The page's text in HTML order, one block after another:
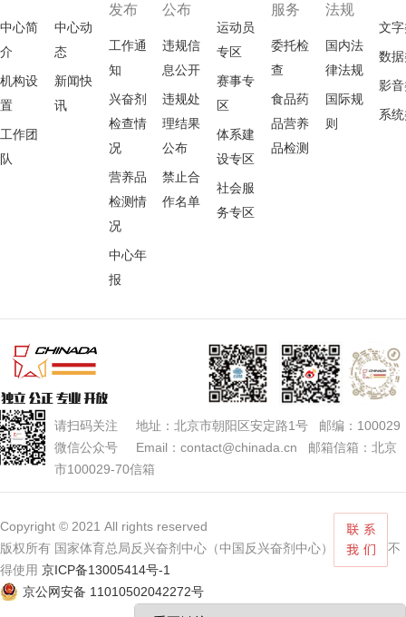
中心简
介
机构设
置
工作团
队
中心动
态
新闻快
讯
发布
工作通
知
兴奋剂
检查情
况
营养品
检测情
况
中心年
报
公布
违规信
息公开
违规处
理结果
公布
禁止合
作名单
运动员
专区
赛事专
区
体系建
设专区
社会服
务专区
服务
委托检
查
食品药
品营养
品检测
法规
国内法
律法规
国际规
则
文
数
影
系
请扫码关注 地址：北京市朝阳区安定路1号 邮编：100029
微信公众号 Email：contact@chinada.cn 邮箱信箱：北京
市100029-70信箱
Copyright © 2021 All rights reserved
版权所有 国家体育总局反兴奋剂中心（中国反兴奋剂中心） 未经授权不
得使用 京ICP备13005414号-1
京公网安备 11010502042272号